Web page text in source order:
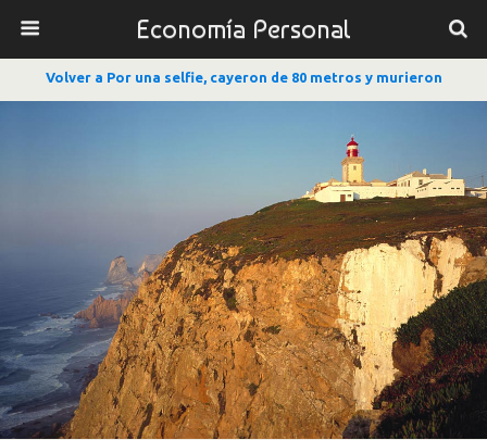
Economía Personal
Volver a Por una selfie, cayeron de 80 metros y murieron